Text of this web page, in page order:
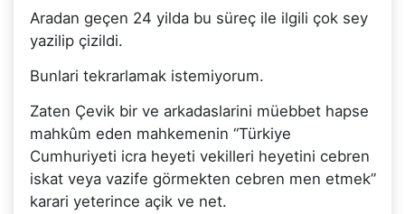
Aradan geçen 24 yilda bu süreç ile ilgili çok sey
yazilip çizildi.
Bunlari tekrarlamak istemiyorum.
Zaten Çevik bir ve arkadaslarini müebbet hapse
mahkûm eden mahkemenin “Türkiye
Cumhuriyeti icra heyeti vekilleri heyetini cebren
iskat veya vazife görmekten cebren men etmek”
karari yeterince açik ve net.